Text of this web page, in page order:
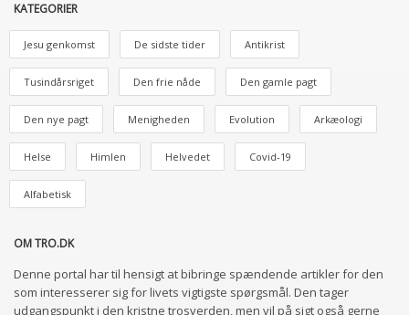
KATEGORIER
Jesu genkomst De sidste tider Antikrist
Tusindårsriget Den frie nåde Den gamle pagt
Den nye pagt Menigheden Evolution Arkæologi
Helse Himlen Helvedet Covid-19
Alfabetisk
OM TRO.DK
Denne portal har til hensigt at bibringe spændende artikler for den
som interesserer sig for livets vigtigste spørgsmål. Den tager
udgangspunkt i den kristne trosverden, men vil på sigt også gerne